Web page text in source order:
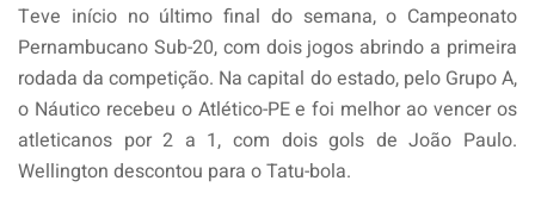
Teve início no último final do semana, o Campeonato
Pernambucano Sub-20, com dois jogos abrindo a primeira
rodada da competição. Na capital do estado, pelo Grupo A,
o Náutico recebeu o Atlético-PE e foi melhor ao vencer os
atleticanos por 2 a 1, com dois gols de João Paulo.
Wellington descontou para o Tatu-bola.